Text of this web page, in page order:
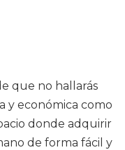
que no hallarás
y económica como
donde adquirir
de forma fácil y